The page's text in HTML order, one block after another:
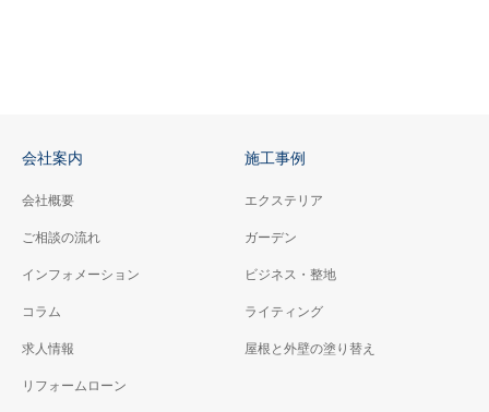
会社案内
会社概要
ご相談の流れ
インフォメーション
コラム
求人情報
リフォームローン
施工事例
エクステリア
ガーデン
ビジネス・整地
ライティング
屋根と外壁の塗り替え